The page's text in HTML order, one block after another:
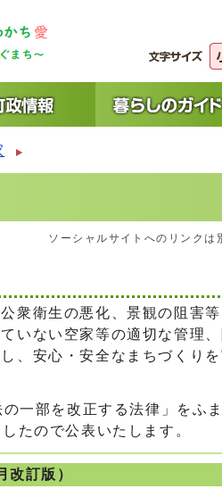
ソーシャルサイトへのリンクは
衆衛生の悪化、景観の阻害
いない空家等の適切な管理
、安心・安全なまちづくり
一部を改正する法律」をふ
たので公表いたします。
改訂版）